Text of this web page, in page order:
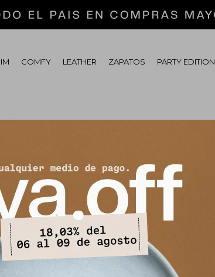
COMFY LEATHER ZAPATOS PARTY EDITION
catálogo.